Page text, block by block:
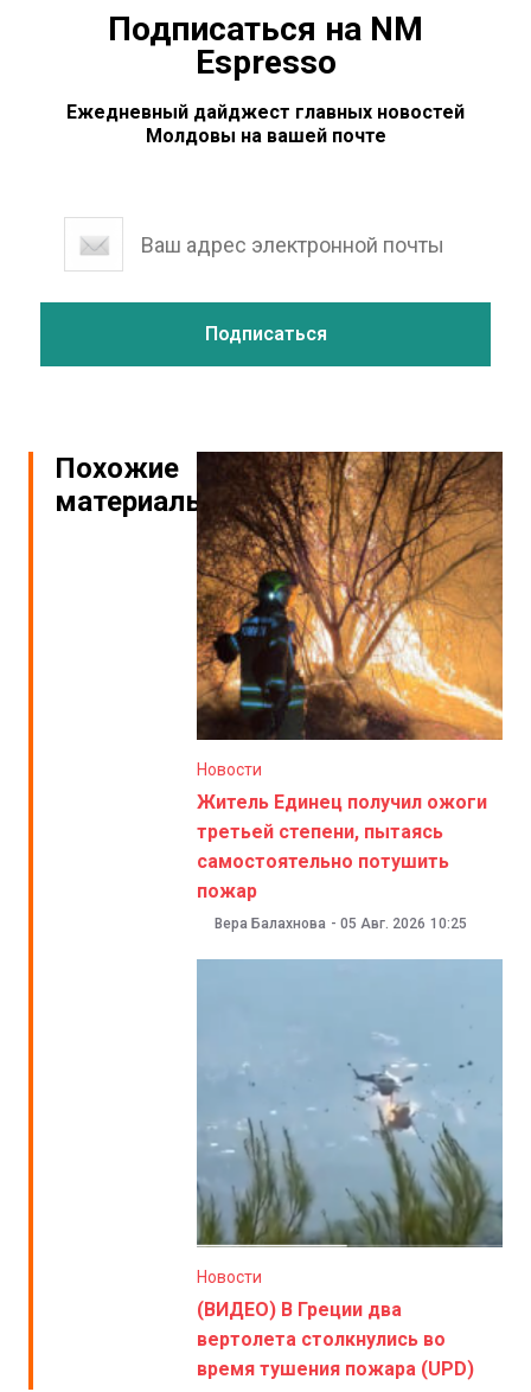
Подписаться на NM
Espresso
Ежедневный дайджест главных новостей
Молдовы на вашей почте
Похожие
материалы
Новости
Житель Единец получил ожоги
третьей степени, пытаясь
самостоятельно потушить
пожар
Вера Балахнова - 05 Авг. 2026 10:25
Новости
(ВИДЕО) В Греции два
вертолета столкнулись во
время тушения пожара (UPD)